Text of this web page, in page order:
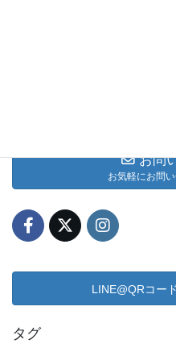
お問
お気軽にお問
LINE@QRコー
タグ